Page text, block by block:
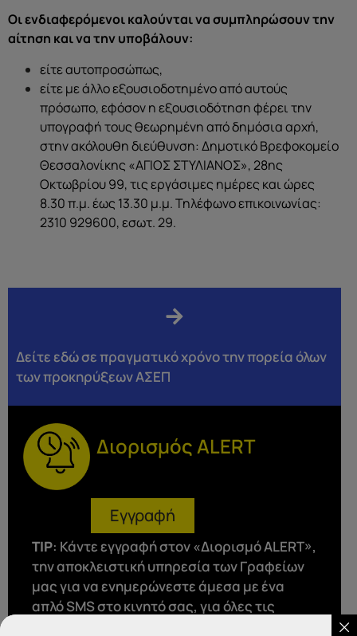
Οι ενδιαφερόμενοι καλούνται να συμπληρώσουν την
αίτηση και να την υποβάλουν:
είτε αυτοπροσώπως,
είτε με άλλο εξουσιοδοτημένο από αυτούς
πρόσωπο, εφόσον η εξουσιοδότηση φέρει την
υπογραφή τους θεωρημένη από δημόσια αρχή,
στην ακόλουθη διεύθυνση: Δημοτικό Βρεφοκομείο
Θεσσαλονίκης «ΑΓΙΟΣ ΣΤΥΛΙΑΝΟΣ», 28ης
Οκτωβρίου 99, τις εργάσιμες ημέρες και ώρες
8.30 π.μ. έως 13.30 μ.μ. Τηλέφωνο επικοινωνίας:
2310 929600, εσωτ. 29.
Δείτε εδώ σε πραγματικό χρόνο την πορεία όλων
των προκηρύξεων ΑΣΕΠ
Διορισμός ALERT
Εγγραφή
ΤΙP: Κάντε εγγραφή στον «Διορισμό ALERT»,
την αποκλειστική υπηρεσία των Γραφείων
μας για να ενημερώνεστε άμεσα με ένα
απλό SMS στο κινητό σας, για όλες τις